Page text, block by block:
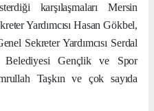
karşılaşmaları Mersin
Yardımcısı Hasan Gökbel,
Sekreter Yardımcısı Serdal
Belediyesi Gençlik ve Spor
Taşkın ve çok sayıda